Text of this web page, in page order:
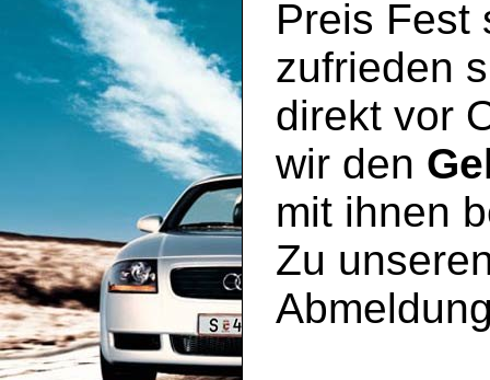
Preis Fest
zufrieden
direkt vor
wir den
mit ihnen
Zu